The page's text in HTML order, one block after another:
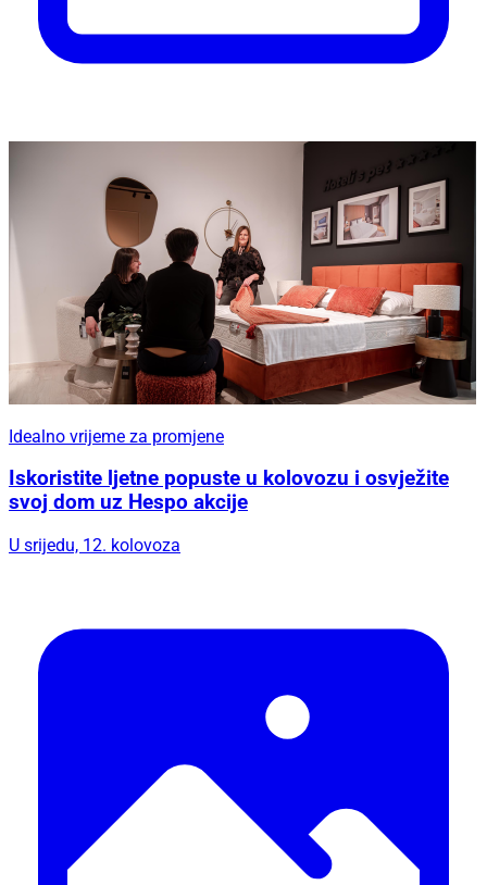
Idealno vrijeme za promjene
Iskoristite ljetne popuste u kolovozu i osvježite
svoj dom uz Hespo akcije
U srijedu, 12. kolovoza